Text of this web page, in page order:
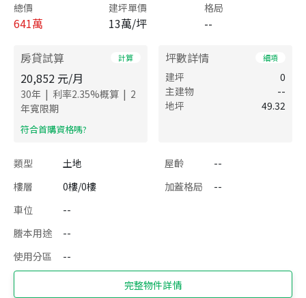
總價
641萬
建坪單價
13萬/坪
格局
--
房貸試算 計算
20,852 元/月
30年 | 利率2.35%概算 | 2
年寬限期
​符合首購資格嗎?
坪數詳情 細項
建坪
0
主建物
--
地坪
49.32
類型 土地 屋齡
--
樓層
0樓/0樓 加蓋格局
--
車位
--
謄本用途
--
使用分區
--
完整物件詳情